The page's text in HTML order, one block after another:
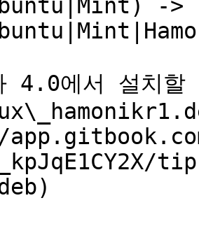
->
4.0에서 설치할